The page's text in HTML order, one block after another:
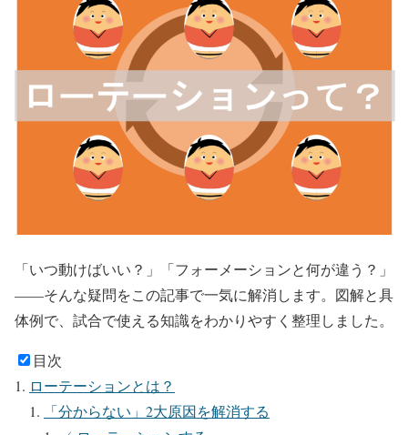
「いつ動けばいい？」「フォーメーションと何が違う？」
——そんな疑問をこの記事で一気に解消します。図解と具
体例で、試合で使える知識をわかりやすく整理しました。
目次
ローテーションとは？
「分からない」2大原因を解消する